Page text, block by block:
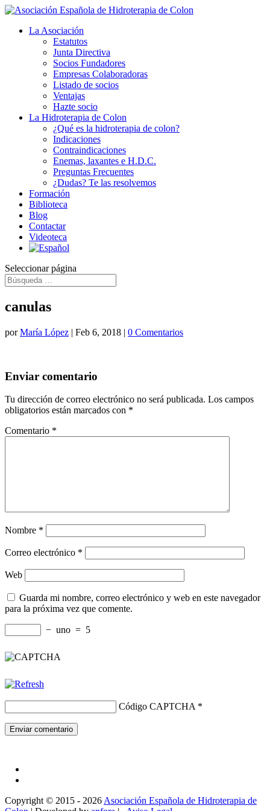
La Asociación
Estatutos
Junta Directiva
Socios Fundadores
Empresas Colaboradoras
Listado de socios
Ventajas
Hazte socio
La Hidroterapia de Colon
¿Qué es la hidroterapia de colon?
Indicaciones
Contraindicaciones
Enemas, laxantes e H.D.C.
Preguntas Frecuentes
¿Dudas? Te las resolvemos
Formación
Biblioteca
Blog
Contactar
Videoteca
Seleccionar página
canulas
porMaría López | Feb 6, 2018 | 0 Comentarios
Enviar comentario
Tu dirección de correo electrónico no será publicada. Los campos
obligatorios están marcados con *
Comentario *
Nombre *
Correo electrónico *
Web
Guarda mi nombre, correo electrónico y web en este navegador
para la próxima vez que comente.
− uno = 5
Código CAPTCHA *
Copyright © 2015 - 2026 Asociación Española de Hidroterapia de